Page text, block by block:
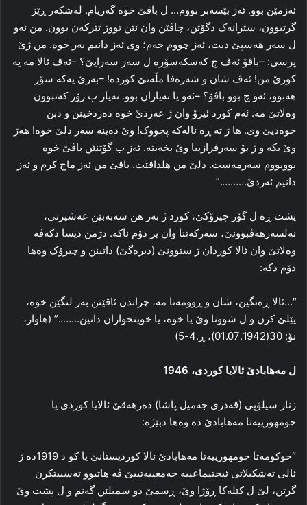
ئه‌زمێن بوو. ئه‌ز بێسه‌بر بووم… ل باڤێ خوه‌ گه‌ریام. له‌شکه‌ر ڕێز
گرتبوون، سترانه‌ک دگۆتن، چاڤێن وان ئێن تووژ تێرکه‌ن بوون. من ئه‌و
ل سه‌ر هه‌سپێ دیت، ئه‌ز چووم جه‌م؛ وی ئه‌ز دانیم به‌ر خوه‌. من ژێ
پرسی: –باڤۆ ئه‌ڤ چ که‌سکه‌سۆره‌ ل سه‌ر سه‌رایێ؟ –ئه‌ڤ ئالا مه‌ یه‌
کورێ من! ئه‌ڤ شان و شه‌ره‌فا مڵه‌تێ کورده‌! –به‌رێ یه‌که‌ سۆر
هه‌بوو، ئه‌و چ بوو باڤۆ؟ –ئه‌و یا نه‌یاران بوو. نه‌یار ب زۆر که‌تبوون
وه‌لاتێ مه‌. ئه‌م کورد ئیرۆ وان ژ عه‌ردێ خوه‌ ده‌ردخینن و دبن
خوه‌دیێ وی. ها ژ ته‌ ڕه‌ ئاله‌که‌ پچووک! وێ ده‌ینه‌ سه‌ر دلێ خوه‌! هه‌ژ
وێ بکه‌ و ژ بۆ سه‌رفرازییا وێ بخه‌بته‌. ئه‌ز ب گۆتنێن باڤێ خوه‌
بووبووم سه‌رمه‌ست. دلێ من هلداڤێت. باڤێ من ئه‌ز ماچ کرم و ئه‌ز
دانیم ئه‌ردێ……….”
پشت ڕه‌ ل گۆر چیرۆکێ، کورد ژ به‌ر هن سه‌به‌بێن عه‌شیرتی،
نه‌لسه‌رهه‌ڤبوونێ، سه‌رکه‌تنا وان پر دۆم ناکه‌. دژمن دیسا دکه‌ڤه‌
وه‌لاتێ وان ئالا کوردان ژ ستوونێ (دیره‌گێ) داتینن و چیرۆک وه‌ها
دۆم دکه‌:
“…ئالا ڕه‌نگین، شان و ڕوومه‌تا مه‌، چراندن ئاڤێتن به‌ر لنگێن خوه‌،
پێلێ کرن و ل شوونا وێ یا خوه‌، یا خوینخواران دانین……..” (هاوار،
نۆ: 30(01.07.1942)، ڕ.4-5)
ل مه‌هابادێ ئالایا کوردی، 1946
زنار سیلۆپی (قه‌دری جه‌میل پاشا) ده‌رهه‌قێ ئالایا کوردی یا
جومهورییه‌تا مه‌هابادێ ده‌ وه‌ها دبێژه‌:
“حوکومه‌تا جومهورییه‌تا مه‌هابادێ ئالا کوردیستانێ یا کو د 1919ده‌ ژ
ئالی ته‌شکیلاتی ئیجتیماعییه‌ جه‌معییه‌تییێ ڤه‌ هاتبوو ته‌سبیتکرن
گرتن، لێ ل کێله‌کا ڕۆژا وێ، ڕسمێ دو سمبلێن گه‌نم و ل پشت وێ